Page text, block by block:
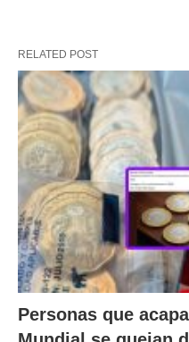
RELATED POST
Personas que